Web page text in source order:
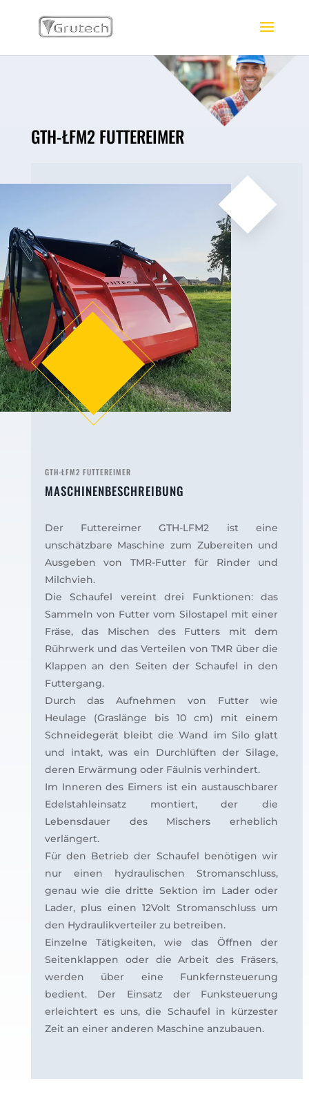
GTH-ŁFM2 FUTTEREIMER
GTH-ŁFM2 FUTTEREIMER
MASCHINENBESCHREIBUNG
Der Futtereimer GTH-LFM2 ist eine
unschätzbare Maschine zum Zubereiten und
Ausgeben von TMR-Futter für Rinder und
Milchvieh.
Die Schaufel vereint drei Funktionen: das
Sammeln von Futter vom Silostapel mit einer
Fräse, das Mischen des Futters mit dem
Rührwerk und das Verteilen von TMR über die
Klappen an den Seiten der Schaufel in den
Futtergang.
Durch das Aufnehmen von Futter wie
Heulage (Graslänge bis 10 cm) mit einem
Schneidegerät bleibt die Wand im Silo glatt
und intakt, was ein Durchlüften der Silage,
deren Erwärmung oder Fäulnis verhindert.
Im Inneren des Eimers ist ein austauschbarer
Edelstahleinsatz montiert, der die
Lebensdauer des Mischers erheblich
verlängert.
Für den Betrieb der Schaufel benötigen wir
nur einen hydraulischen Stromanschluss,
genau wie die dritte Sektion im Lader oder
Lader, plus einen 12Volt Stromanschluss um
den Hydraulikverteiler zu betreiben.
Einzelne Tätigkeiten, wie das Öffnen der
Seitenklappen oder die Arbeit des Fräsers,
werden über eine Funkfernsteuerung
bedient. Der Einsatz der Funksteuerung
erleichtert es uns, die Schaufel in kürzester
Zeit an einer anderen Maschine anzubauen.